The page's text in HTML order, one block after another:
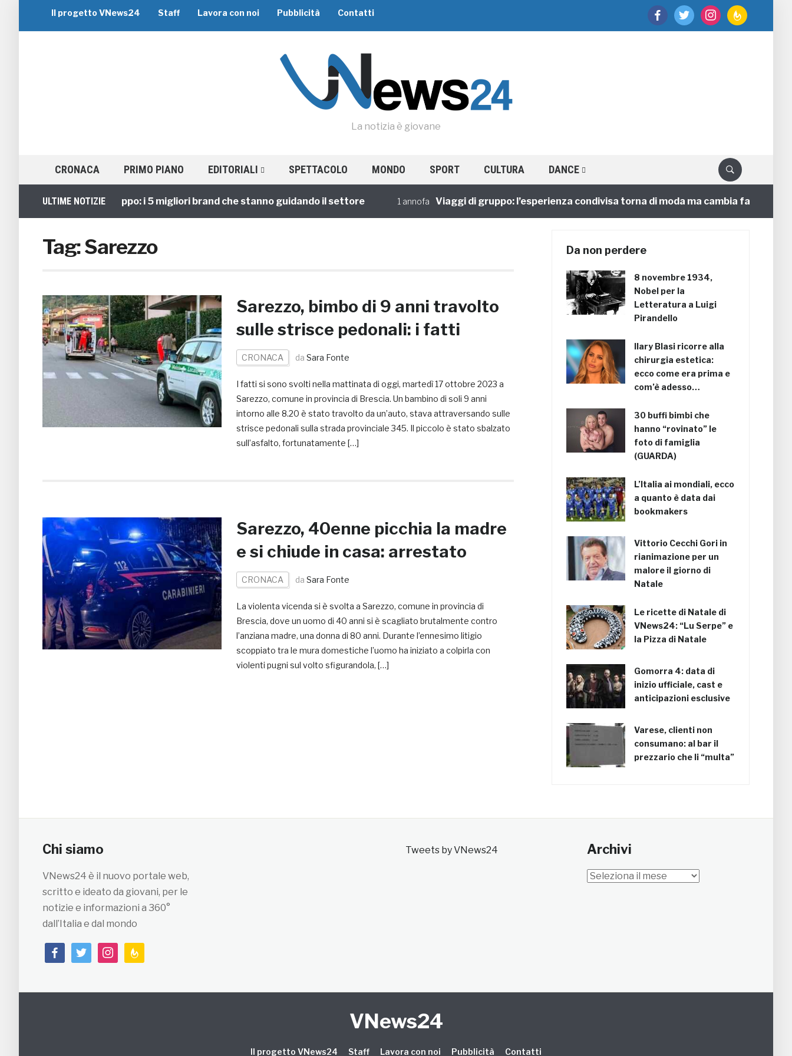
facebooktwitter instagramfeedburner
Il progetto VNews24 Staff Lavora con noi Pubblicità Contatti
La notizia è giovane
CRONACA PRIMO PIANO EDITORIALI SPETTACOLO MONDO SPORT CULTURA DANCE
ULTIME NOTIZIE
Viaggi di Gruppo: i 5 migliori brand che stanno guidando il settore 1 annofa Viaggi di gruppo: l’esperienza condivisa torna di moda ma cambia faccia
Tag:Sarezzo
Sarezzo, bimbo di 9 anni travolto
sulle strisce pedonali: i fatti
CRONACA da Sara Fonte
I fatti si sono svolti nella mattinata di oggi, martedì 17 ottobre 2023 a
Sarezzo, comune in provincia di Brescia. Un bambino di soli 9 anni
intorno alle 8.20 è stato travolto da un’auto, stava attraversando sulle
strisce pedonali sulla strada provinciale 345. Il piccolo è stato sbalzato
sull’asfalto, fortunatamente […]
Sarezzo, 40enne picchia la madre
e si chiude in casa: arrestato
CRONACA da Sara Fonte
La violenta vicenda si è svolta a Sarezzo, comune in provincia di
Brescia, dove un uomo di 40 anni si è scagliato brutalmente contro
l’anziana madre, una donna di 80 anni. Durante l’ennesimo litigio
scoppiato tra le mura domestiche l’uomo ha iniziato a colpirla con
violenti pugni sul volto sfigurandola, […]
Da non perdere
8 novembre 1934,
Nobel per la
Letteratura a Luigi
Pirandello
Ilary Blasi ricorre alla
chirurgia estetica:
ecco come era prima e
com’è adesso…
30 buffi bimbi che
hanno “rovinato” le
foto di famiglia
(GUARDA)
L’Italia ai mondiali, ecco
a quanto è data dai
bookmakers
Vittorio Cecchi Gori in
rianimazione per un
malore il giorno di
Natale
Le ricette di Natale di
VNews24: “Lu Serpe” e
la Pizza di Natale
Gomorra 4: data di
inizio ufficiale, cast e
anticipazioni esclusive
Varese, clienti non
consumano: al bar il
prezzario che li “multa”
Chi siamo
VNews24 è il nuovo portale web,
scritto e ideato da giovani, per le
notizie e informazioni a 360°
dall’Italia e dal mondo
facebooktwitterinstagramfeedburner
Tweets by VNews24 Archivi
Archivi
VNews24
Il progetto VNews24 Staff Lavora con noi Pubblicità Contatti